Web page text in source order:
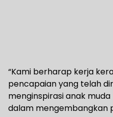
“Kami berharap kerja
pencapaian yang telah
menginspirasi anak
dalam mengembangkan